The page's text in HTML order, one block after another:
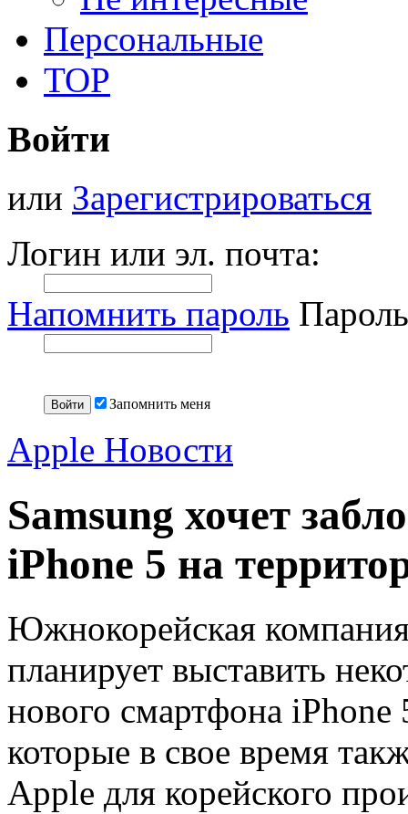
Персональные
TOP
Войти
или Зарегистрироваться
Логин или эл. почта:
Напомнить пароль
Запомнить меня
Apple Новости
Samsung хочет
iPhone 5 на
Южнокорейская компания
планирует выставить
нового смартфона
которые в свое время
Apple для корейского